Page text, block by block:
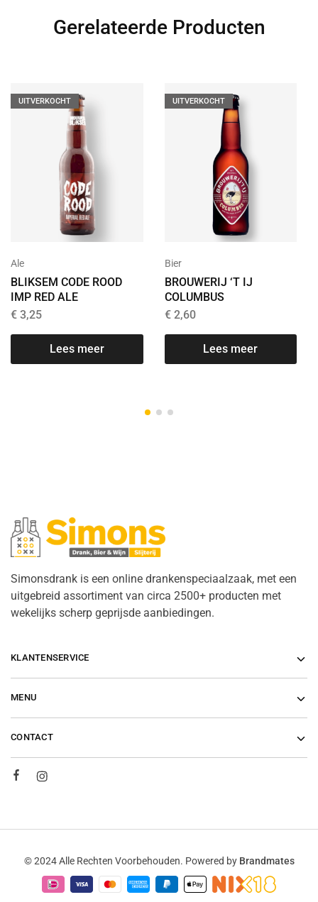
Gerelateerde Producten
UITVERKOCHT
Ale
BLIKSEM CODE ROOD
IMP RED ALE
€ 3,25
Lees meer
UITVERKOCHT
Bier
BROUWERIJ ‘T IJ
COLUMBUS
€2,60
Lees meer
Simonsdrank is een online drankenspeciaalzaak, met een
uitgebreid assortiment van circa 2500+ producten met
wekelijks scherp geprijsde aanbiedingen.
KLANTENSERVICE
MENU
CONTACT
© 2024 Alle Rechten Voorbehouden. Powered by Brandmates